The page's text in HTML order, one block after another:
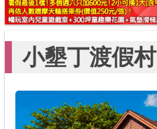
小墾丁渡假村